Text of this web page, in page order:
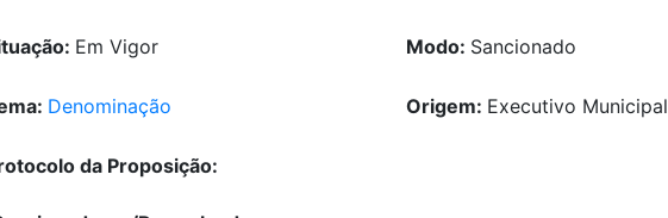
Em Vigor Modo: Sancionado
Denominação Origem: Executivo Municipal
da Proposição: